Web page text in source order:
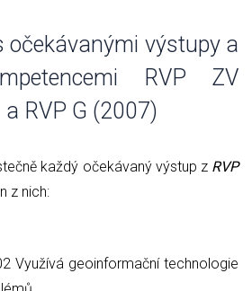
očekávanými výstupy a
RVP ZV
RVP G (2007)
každý očekávaný výstup z RVP
z nich:
Využívá geoinformační technologie